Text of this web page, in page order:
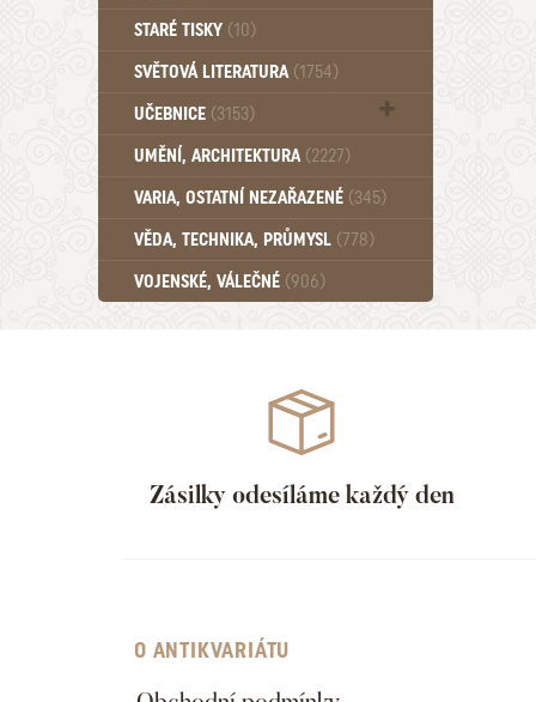
Psychologie a osobní rozvoj (761)
STARÉ TISKY (10)
SVĚTOVÁ LITERATURA (1754)
UČEBNICE (3153)
Učebnice - Jazykové (1297)
Učebnice - VŠ (259)
Učebnice - ZŠ (556)
Učebnice - Ostatní (499)
UMĚNÍ, ARCHITEKTURA (2227)
VARIA, OSTATNÍ NEZAŘAZENÉ (345)
VĚDA, TECHNIKA, PRŮMYSL (778)
VOJENSKÉ, VÁLEČNÉ (906)
Zásilky odesíláme každý den
O ANTIKVARIÁTU